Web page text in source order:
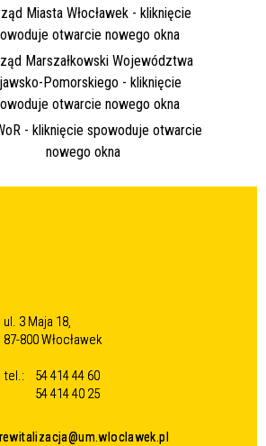
ul. 3 Maja 18,
87-800 Włocławek
tel.:
54 414 44 60
54 414 40 25
rewitalizacja@um.wloclawek.pl